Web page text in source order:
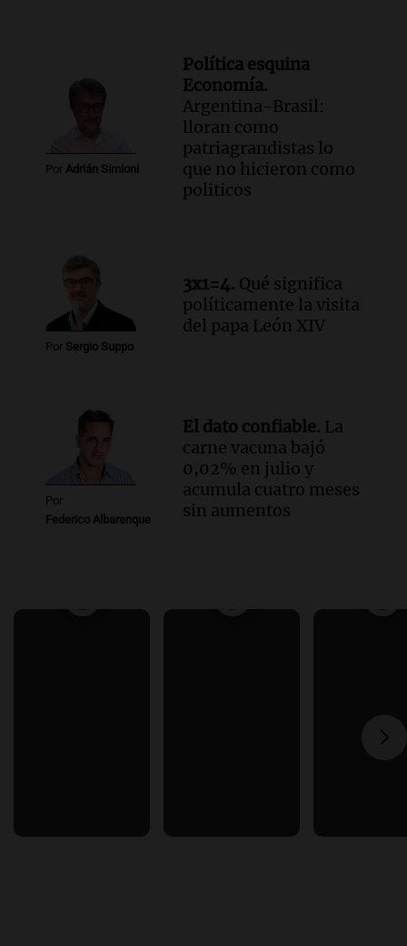
Por Adrián Simioni
Política esquina
Economía.
Argentina-Brasil:
lloran como
patriagrandistas lo
que no hicieron como
politicos
Por Sergio Suppo
3x1=4. Qué significa
políticamente la visita
del papa León XIV
Por
Federico Albarenque
El dato confiable. La
carne vacuna bajó
0,02% en julio y
acumula cuatro meses
sin aumentos